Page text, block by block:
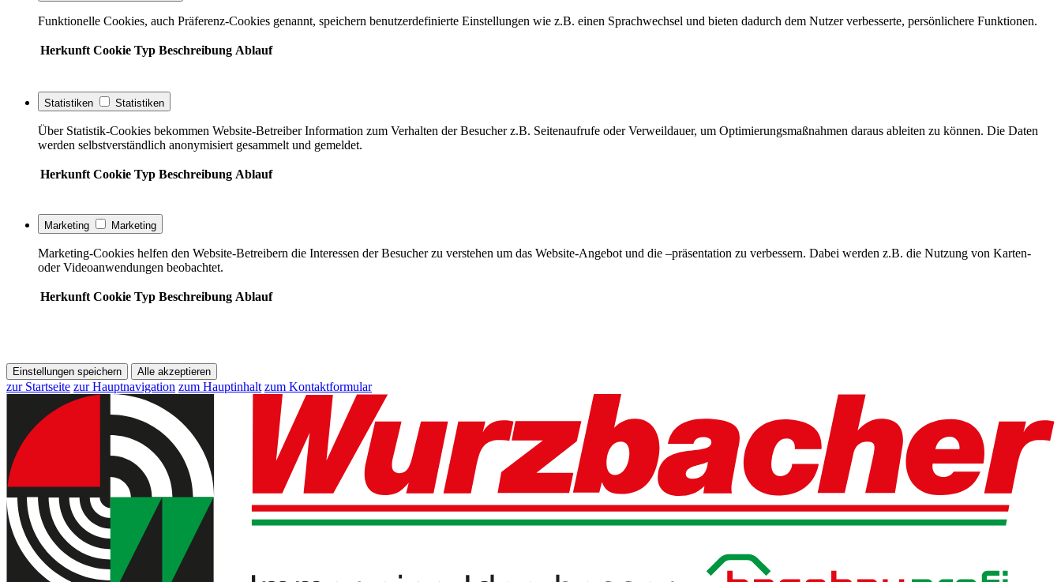
Funktionelle Cookies, auch Präferenz-Cookies genannt, speichern benutzerdefinierte Einstellungen wie z.B. einen Sprachwechsel und bieten dadurch dem Nutzer verbesserte, persönlichere Funktionen.
Herkunft Cookie Typ Beschreibung Ablauf
Statistiken Statistiken
Über Statistik-Cookies bekommen Website-Betreiber Information zum Verhalten der Besucher z.B. Seitenaufrufe oder Verweildauer, um Optimierungsmaßnahmen daraus ableiten zu können. Die Daten
werden selbstverständlich anonymisiert gesammelt und gemeldet.
Herkunft Cookie Typ Beschreibung Ablauf
Marketing Marketing
Marketing-Cookies helfen den Website-Betreibern die Interessen der Besucher zu verstehen um das Website-Angebot und die –präsentation zu verbessern. Dabei werden z.B. die Nutzung von Karten-
oder Videoanwendungen beobachtet.
Herkunft Cookie Typ Beschreibung Ablauf
Einstellungen speichern Alle akzeptieren
zur Startseite zur Hauptnavigation zum Hauptinhalt zum Kontaktformular